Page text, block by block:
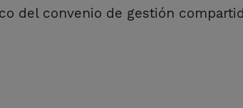
del convenio de gestión